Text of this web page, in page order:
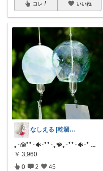
コレ いいね
なしえる |乾涸びたマーメイド
｡･🐚ﾟﾟ･🐠･ﾟﾟ･｡🪸｡･ﾟﾟ･🐠･ﾟ ...
￥ 3,960
0 2 45